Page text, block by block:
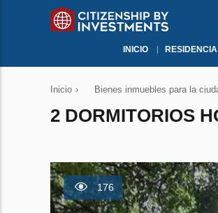
INICIO RESIDENCIA
Inicio › Bienes inmuebles para la
2 DORMITORIOS
176